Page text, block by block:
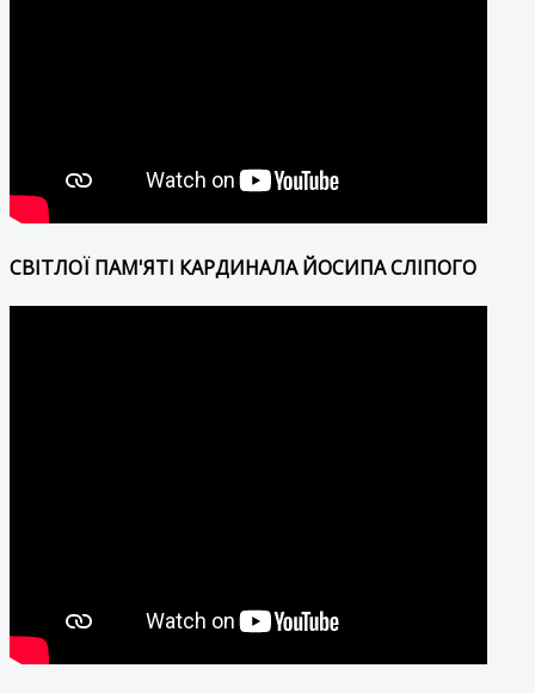
СВІТЛОЇ ПАМ'ЯТІ КАРДИНАЛА ЙОСИПА СЛІПОГО